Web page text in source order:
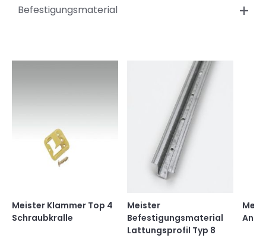
Befestigungsmaterial
Meister Klammer Top 4
Schraubkralle
Meister
Befestigungsmaterial
Lattungsprofil Typ 8